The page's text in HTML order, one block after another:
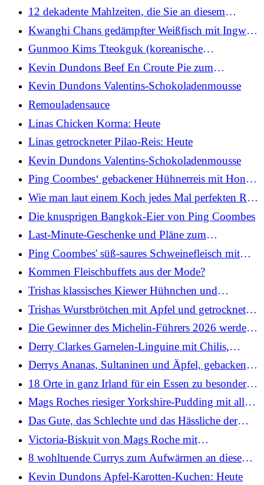
12 dekadente Mahlzeiten, die Sie an diesem
Valentinstag in letzter Minute zubereiten können
Kwanghi Chans gedämpfter Weißfisch mit Ingwer,
Koriander, Frühlingszwiebeln und Soja
Gunmoo Kims Tteokguk (koreanische
Rindfleisch- und Reiskuchensuppe)
Kevin Dundons Beef En Croute Pie zum
Valentinstag
Kevin Dundons Valentins-Schokoladenmousse
Remouladensauce
Linas Chicken Korma: Heute
Linas getrockneter Pilao-Reis: Heute
Kevin Dundons Valentins-Schokoladenmousse
Ping Coombes‘ gebackener Hühnerreis mit Honig
und Soja
Wie man laut einem Koch jedes Mal perfekten Reis
kocht
Die knusprigen Bangkok-Eier von Ping Coombes
Last-Minute-Geschenke und Pläne zum
Valentinstag aus ganz Irland
Ping Coombes' süß-saures Schweinefleisch mit
Ananas und Kiwi
Kommen Fleischbuffets aus der Mode?
Trishas klassisches Kiewer Hühnchen und
Krautsalat: Heute
Trishas Wurstbrötchen mit Apfel und getrockneten
Kräutern: Heute
Die Gewinner des Michelin-Führers 2026 werden
bei der Zeremonie in Dublin bekannt gegeben
Derry Clarkes Garnelen-Linguine mit Chilis,
Tomaten und Knoblauchbrot
Derrys Ananas, Sultaninen und Äpfel, gebacken in
Blätterteig und Zimtcreme
18 Orte in ganz Irland für ein Essen zu besonderen
Anlässen
Mags Roches riesiger Yorkshire-Pudding mit allem
Drum und Dran: Heute
Das Gute, das Schlechte und das Hässliche der
Michelin-Sterne für Köche und Restaurants
Victoria-Biskuit von Mags Roche mit
hausgemachter Marmelade: Heute
8 wohltuende Currys zum Aufwärmen an diesem
Wochenende
Kevin Dundons Apfel-Karotten-Kuchen: Heute